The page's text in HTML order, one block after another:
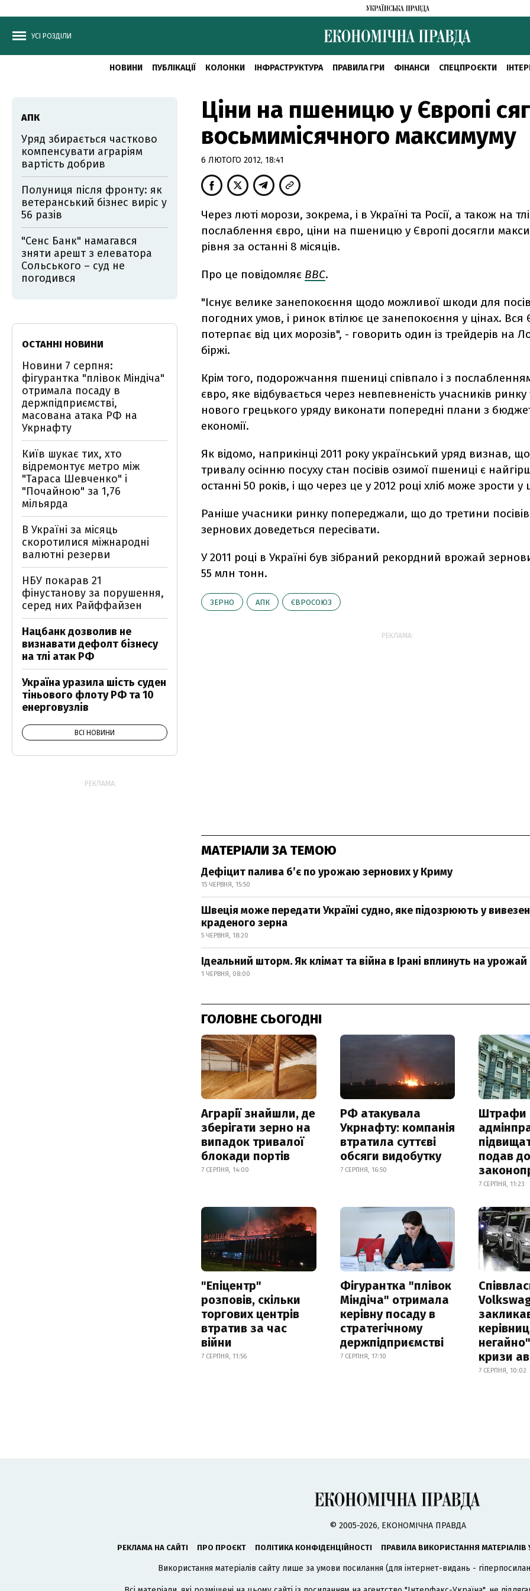
УСІ РОЗДІЛИ
НОВИНИ ПУБЛІКАЦІЇ КОЛОНКИ ІНФРАСТРУКТУРА ПРАВИЛА ГРИ ФІНАНСИ СПЕЦПРОЄКТИ
Ціни на пшеницю у Європі
восьмимісячного максимуму
6 ЛЮТОГО 2012, 18:41
Через люті морози, зокрема, і в Україні та Росії, а також на тлі
послаблення євро, ціни на пшеницю у Європі досягли
рівня за останні 8 місяців.
Про це повідомляє ВВС.
"Існує велике занепокоєння щодо можливої шкоди для
погодних умов, і ринок втілює це занепокоєння у цінах. Вся
потерпає від цих морозів", - говорить один із трейдерів на
біржі.
Крім того, подорожчання пшениці співпало і з
євро, яке відбувається через невпевненість учасників ринку
нового грецького уряду виконати попередні плани з
економії.
Як відомо, наприкінці 2011 року український уряд визнав,
тривалу осінню посуху стан посівів озимої пшениці є
останні 50 років, і що через це у 2012 році хліб може зрости у
Раніше учасники ринку попереджали, що до третини
зернових доведеться пересівати.
У 2011 році в Україні був зібраний рекордний врожай
55 млн тонн.
ЗЕРНО АПК ЄВРОСОЮЗ
РЕКЛАМА:
МАТЕРІАЛИ ЗА ТЕМОЮ
Дефіцит палива б’є по урожаю зернових у Криму
15 ЧЕРВНЯ, 15:50
Швеція може передати Україні судно, яке підозрюють у
краденого зерна
5 ЧЕРВНЯ, 18:20
Ідеальний шторм. Як клімат та війна в Ірані вплинуть на урожай
1 ЧЕРВНЯ, 08:00
ГОЛОВНЕ СЬОГОДНІ
Аграрії знайшли, де
зберігати зерно на
випадок тривалої
блокади портів
7 СЕРПНЯ, 14:00
РФ атакувала
Укрнафту: компанія
втратила суттєві
обсяги видобутку
7 СЕРПНЯ, 16:50
Штрафи
подав
7 СЕРПНЯ, 11:23
"Епіцентр"
розповів, скільки
торгових центрів
втратив за час
війни
7 СЕРПНЯ, 11:56
Фігурантка "плівок
Міндіча" отримала
керівну посаду в
стратегічному
держпідприємстві
7 СЕРПНЯ, 17:10
кризи
7 СЕРПНЯ, 10:02
АПК
Уряд збирається частково
компенсувати аграріям
вартість добрив
Полуниця після фронту: як
ветеранський бізнес виріс у
56 разів
"Сенс Банк" намагався
зняти арешт з елеватора
Сольського – суд не
погодився
ОСТАННІ НОВИНИ
Новини 7 серпня:
фігурантка "плівок Міндіча"
отримала посаду в
держпідприємстві,
масована атака РФ на
Укрнафту
Київ шукає тих, хто
відремонтує метро між
"Тараса Шевченко" і
"Почайною" за 1,76
мільярда
В Україні за місяць
скоротилися міжнародні
валютні резерви
НБУ покарав 21
фінустанову за порушення,
серед них Райффайзен
Нацбанк дозволив не
визнавати дефолт бізнесу
на тлі атак РФ
Україна уразила шість суден
тіньового флоту РФ та 10
енерговузлів
ВСІ НОВИНИ
РЕКЛАМА:
© 2005-2026, ЕКОНОМІЧНА ПРАВДА
РЕКЛАМА НА САЙТІ ПРО ПРОЄКТ ПОЛІТИКА КОНФІДЕНЦІЙНОСТІ ПРАВИЛА ВИКОРИСТАННЯ МАТЕРІАЛІВ
Використання матеріалів сайту лише за умови посилання (для інтернет-видань -